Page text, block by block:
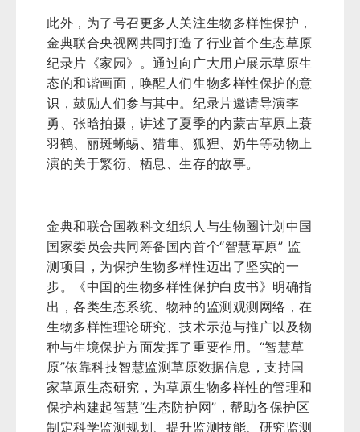
此外，为了号召更多人关注生物多样性保护，
金典联合央视网共同打造了行业首个生态草原
纪录片《家园》。通过向广大用户展示草原生
态的和谐画面，唤醒人们生物多样性保护的意
识，鼓励人们参与其中。纪录片邀请导演李
勇、张晗拍摄，讲述了夏季的内蒙古草原上蓑
羽鹤、丽斑蜥蜴、猎隼、狐狸、奶牛等动物上
演的关于繁衍、栖息、生存的故事。
金典和联合国教科文组织人与生物圈计划中国
国家委员会共同筹备国内首个“智慧草原” 监
测项目，为保护生物多样性迈出了坚实的一
步。《中国的生物多样性保护白皮书》明确指
出，各类生态系统、物种的监测观测网络，在
生物多样性理论研究、技术示范与推广以及物
种与生境保护方面发挥了重要作用。“智慧草
原”依靠科技智慧监测草原数据信息，支持国
家草原生态研究，为草原生物多样性的管理和
保护构建起智慧“生态防护网”，帮助各保护区
制定科学监测规划、提升监测技能、研究监测